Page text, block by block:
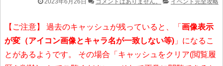
【ご注意】 過去のキャッシュが残っていると、「 画像表示
が変（アイコン画像とキャラ名が一致しない等) 」になるこ
とがあるようです。 その場合「キャッシュをクリア(閲覧履